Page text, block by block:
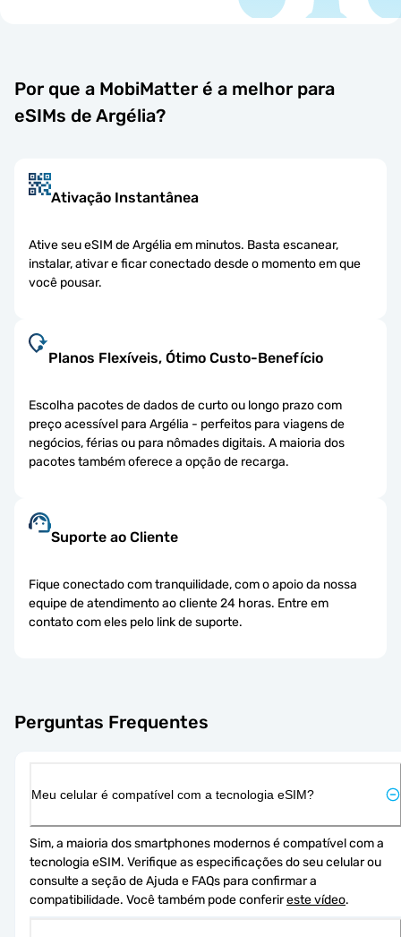
Por que a MobiMatter é a melhor para
eSIMs de Argélia?
Ativação Instantânea
Ative seu eSIM de Argélia em minutos. Basta escanear,
instalar, ativar e ficar conectado desde o momento em que
você pousar.
Planos Flexíveis, Ótimo Custo-Benefício
Escolha pacotes de dados de curto ou longo prazo com
preço acessível para Argélia - perfeitos para viagens de
negócios, férias ou para nômades digitais. A maioria dos
pacotes também oferece a opção de recarga.
Suporte ao Cliente
Fique conectado com tranquilidade, com o apoio da nossa
equipe de atendimento ao cliente 24 horas. Entre em
contato com eles pelo link de suporte.
Perguntas Frequentes
Meu celular é compatível com a tecnologia eSIM?
Sim, a maioria dos smartphones modernos é compatível com a
tecnologia eSIM. Verifique as especificações do seu celular ou
consulte a seção de Ajuda e FAQs para confirmar a
compatibilidade. Você também pode conferir este vídeo.